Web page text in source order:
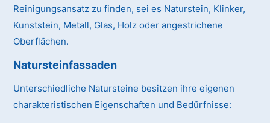
Reinigungsansatz zu finden, sei es Naturstein, Klinker,
Kunststein, Metall, Glas, Holz oder angestrichene
Oberflächen.
Natursteinfassaden
Unterschiedliche Natursteine besitzen ihre eigenen
charakteristischen Eigenschaften und Bedürfnisse: